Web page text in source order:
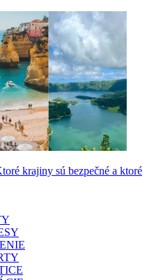
krajiny sú bezpečné a ktoré